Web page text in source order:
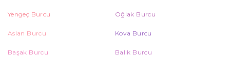
Yengeç Burcu Oğlak Burcu
Aslan Burcu Kova Burcu
Başak Burcu Balık Burcu